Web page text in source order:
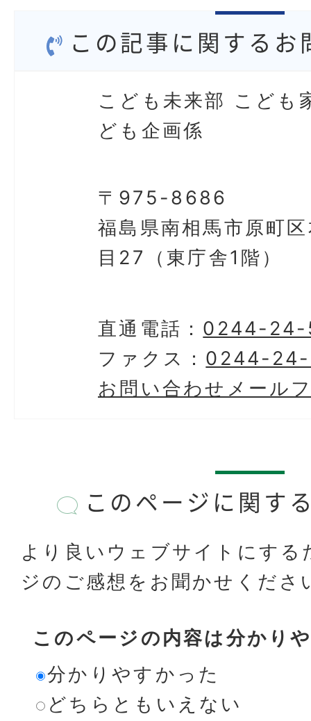
この記事に関するお
こども未来部 こども
ども企画係
〒975-8686
福島県南相馬市原町
目27（東庁舎1階）
直通電話： 0244-
ファクス： 0244-
お問い合わせメール
このページに関す
より良いウェブサイトにする
ジのご感想をお聞かせくださ
このページの内容は分かり
分かりやすかった
どちらともいえない